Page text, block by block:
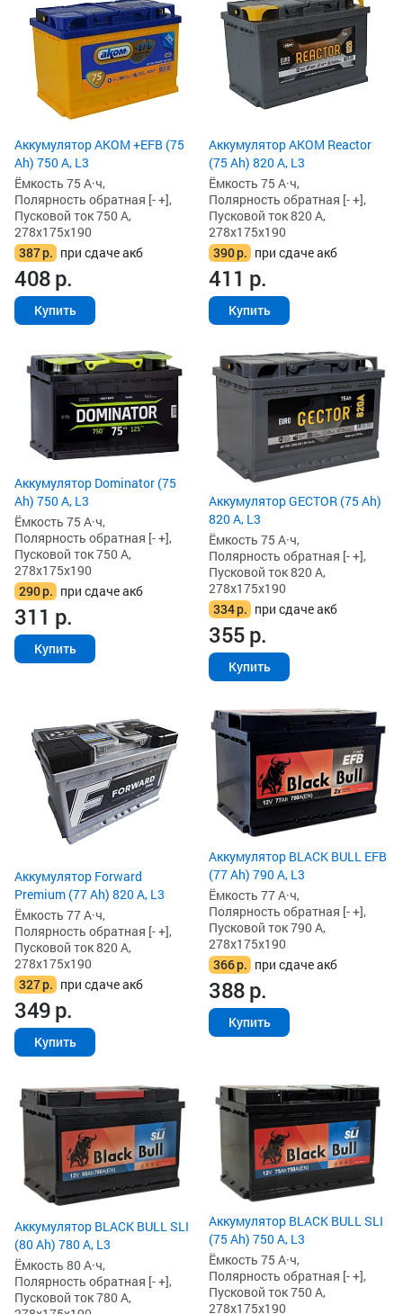
Аккумулятор AKOM +EFB (75
Ah) 750 А, L3
Ёмкость 75 А·ч,
Полярность обратная [- +],
Пусковой ток 750 А,
278x175x190
387р. при сдаче акб
408р.
Купить
Аккумулятор AKOM Reactor
(75 Ah) 820 А, L3
Ёмкость 75 А·ч,
Полярность обратная [- +],
Пусковой ток 820 А,
278x175x190
390р. при сдаче акб
411 р.
Купить
Аккумулятор Dominator (75
Ah) 750 А, L3
Ёмкость 75 А·ч,
Полярность обратная [- +],
Пусковой ток 750 А,
278x175x190
290р. при сдаче акб
311 р.
Купить
Аккумулятор GECTOR (75 Ah)
820 А, L3
Ёмкость 75 А·ч,
Полярность обратная [- +],
Пусковой ток 820 А,
278x175x190
334р. при сдаче акб
355р.
Купить
Аккумулятор Forward
Premium (77 Ah) 820 А, L3
Ёмкость 77 А·ч,
Полярность обратная [- +],
Пусковой ток 820 А,
278x175x190
327р. при сдаче акб
349р.
Купить
Аккумулятор BLACK BULL EFB
(77 Ah) 790 А, L3
Ёмкость 77 А·ч,
Полярность обратная [- +],
Пусковой ток 790 А,
278x175x190
366р. при сдаче акб
388р.
Купить
Аккумулятор BLACK BULL SLI
(80 Ah) 780 А, L3
Ёмкость 80 А·ч,
Полярность обратная [- +],
Пусковой ток 780 А,
Аккумулятор BLACK BULL SLI
(75 Ah) 750 А, L3
Ёмкость 75 А·ч,
Полярность обратная [- +],
Пусковой ток 750 А,
278x175x190